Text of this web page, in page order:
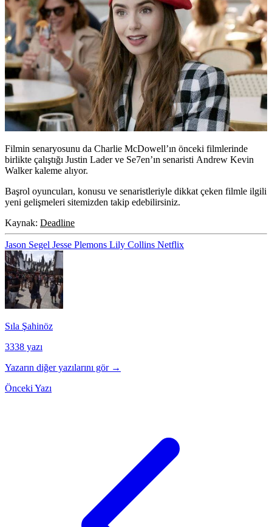
Filmin senaryosunu da Charlie McDowell’ın önceki filmlerinde
birlikte çalıştığı Justin Laderve Se7en’ın senaristi Andrew Kevin
Walkerkaleme alıyor.
Başrol oyuncuları, konusu ve senaristleriyle dikkat çeken filmle ilgili
yeni gelişmeleri sitemizden takip edebilirsiniz.
Kaynak: Deadline
Jason Segel Jesse Plemons Lily Collins Netflix
Sıla Şahinöz
3338 yazı
Yazarın diğer yazılarını gör →
Önceki Yazı